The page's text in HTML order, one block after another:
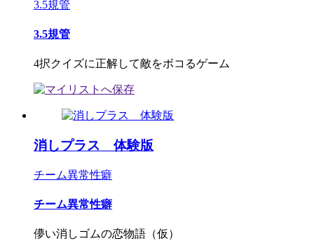
3.5規管
3.5規管
4択クイズに正解して敵をボコるゲーム
消しプラス 体験版
チーム異常性癖
チーム異常性癖
儚い消しゴムの恋物語（仮）